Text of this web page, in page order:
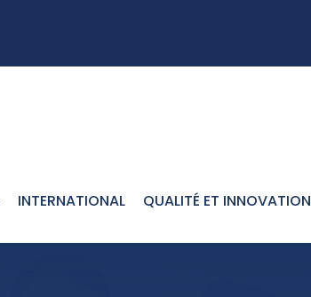
INTERNATIONAL QUALITÉ ET INNOVATION